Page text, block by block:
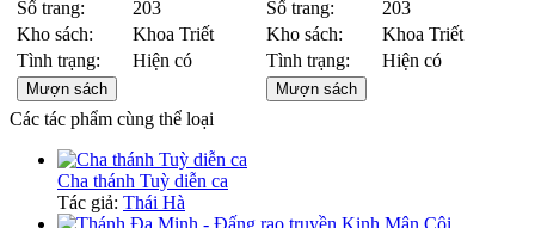
Số trang:
203
Kho sách:
Khoa Triết
Tình trạng:
Hiện có
Mượn sách
Số trang:
203
Kho sách:
Khoa Triết
Tình trạng:
Hiện có
Mượn sách
Các tác phẩm cùng thể loại
Cha thánh Tuỳ diễn ca
Tác giả: Thái Hà